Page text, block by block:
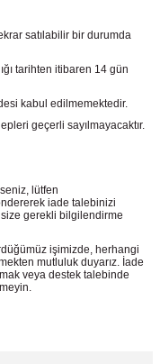
satılabilir bir durumda
tarihten itibaren 14 gün
kabul edilmemektedir.
geçerli sayılmayacaktır.
lütfen
iade talebinizi
gerekli bilgilendirme
işimizde, herhangi
mutluluk duyarız. İade
veya destek talebinde